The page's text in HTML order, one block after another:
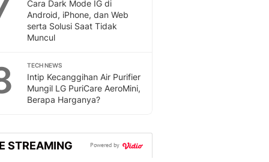
Cara Dark Mode IG di
Android, iPhone, dan Web
serta Solusi Saat Tidak
Muncul
TECH NEWS
Intip Kecanggihan Air Purifier
Mungil LG PuriCare AeroMini,
Berapa Harganya?
STREAMING Powered by